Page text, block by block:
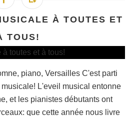
À TOUTES ET
TOUS!
piano, Versailles C'est parti
L'eveil musical entonne
et les pianistes débutants ont
que cette année nous livre